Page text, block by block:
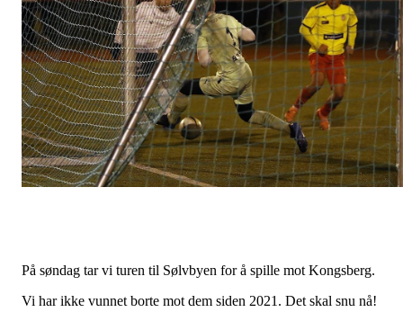
På søndag tar vi turen til Sølvbyen for å spille mot Kongsberg.
Vi har ikke vunnet borte mot dem siden 2021. Det skal snu nå!